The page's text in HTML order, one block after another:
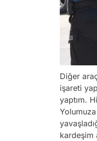
Diğer
işareti
yaptım.
kardeşim